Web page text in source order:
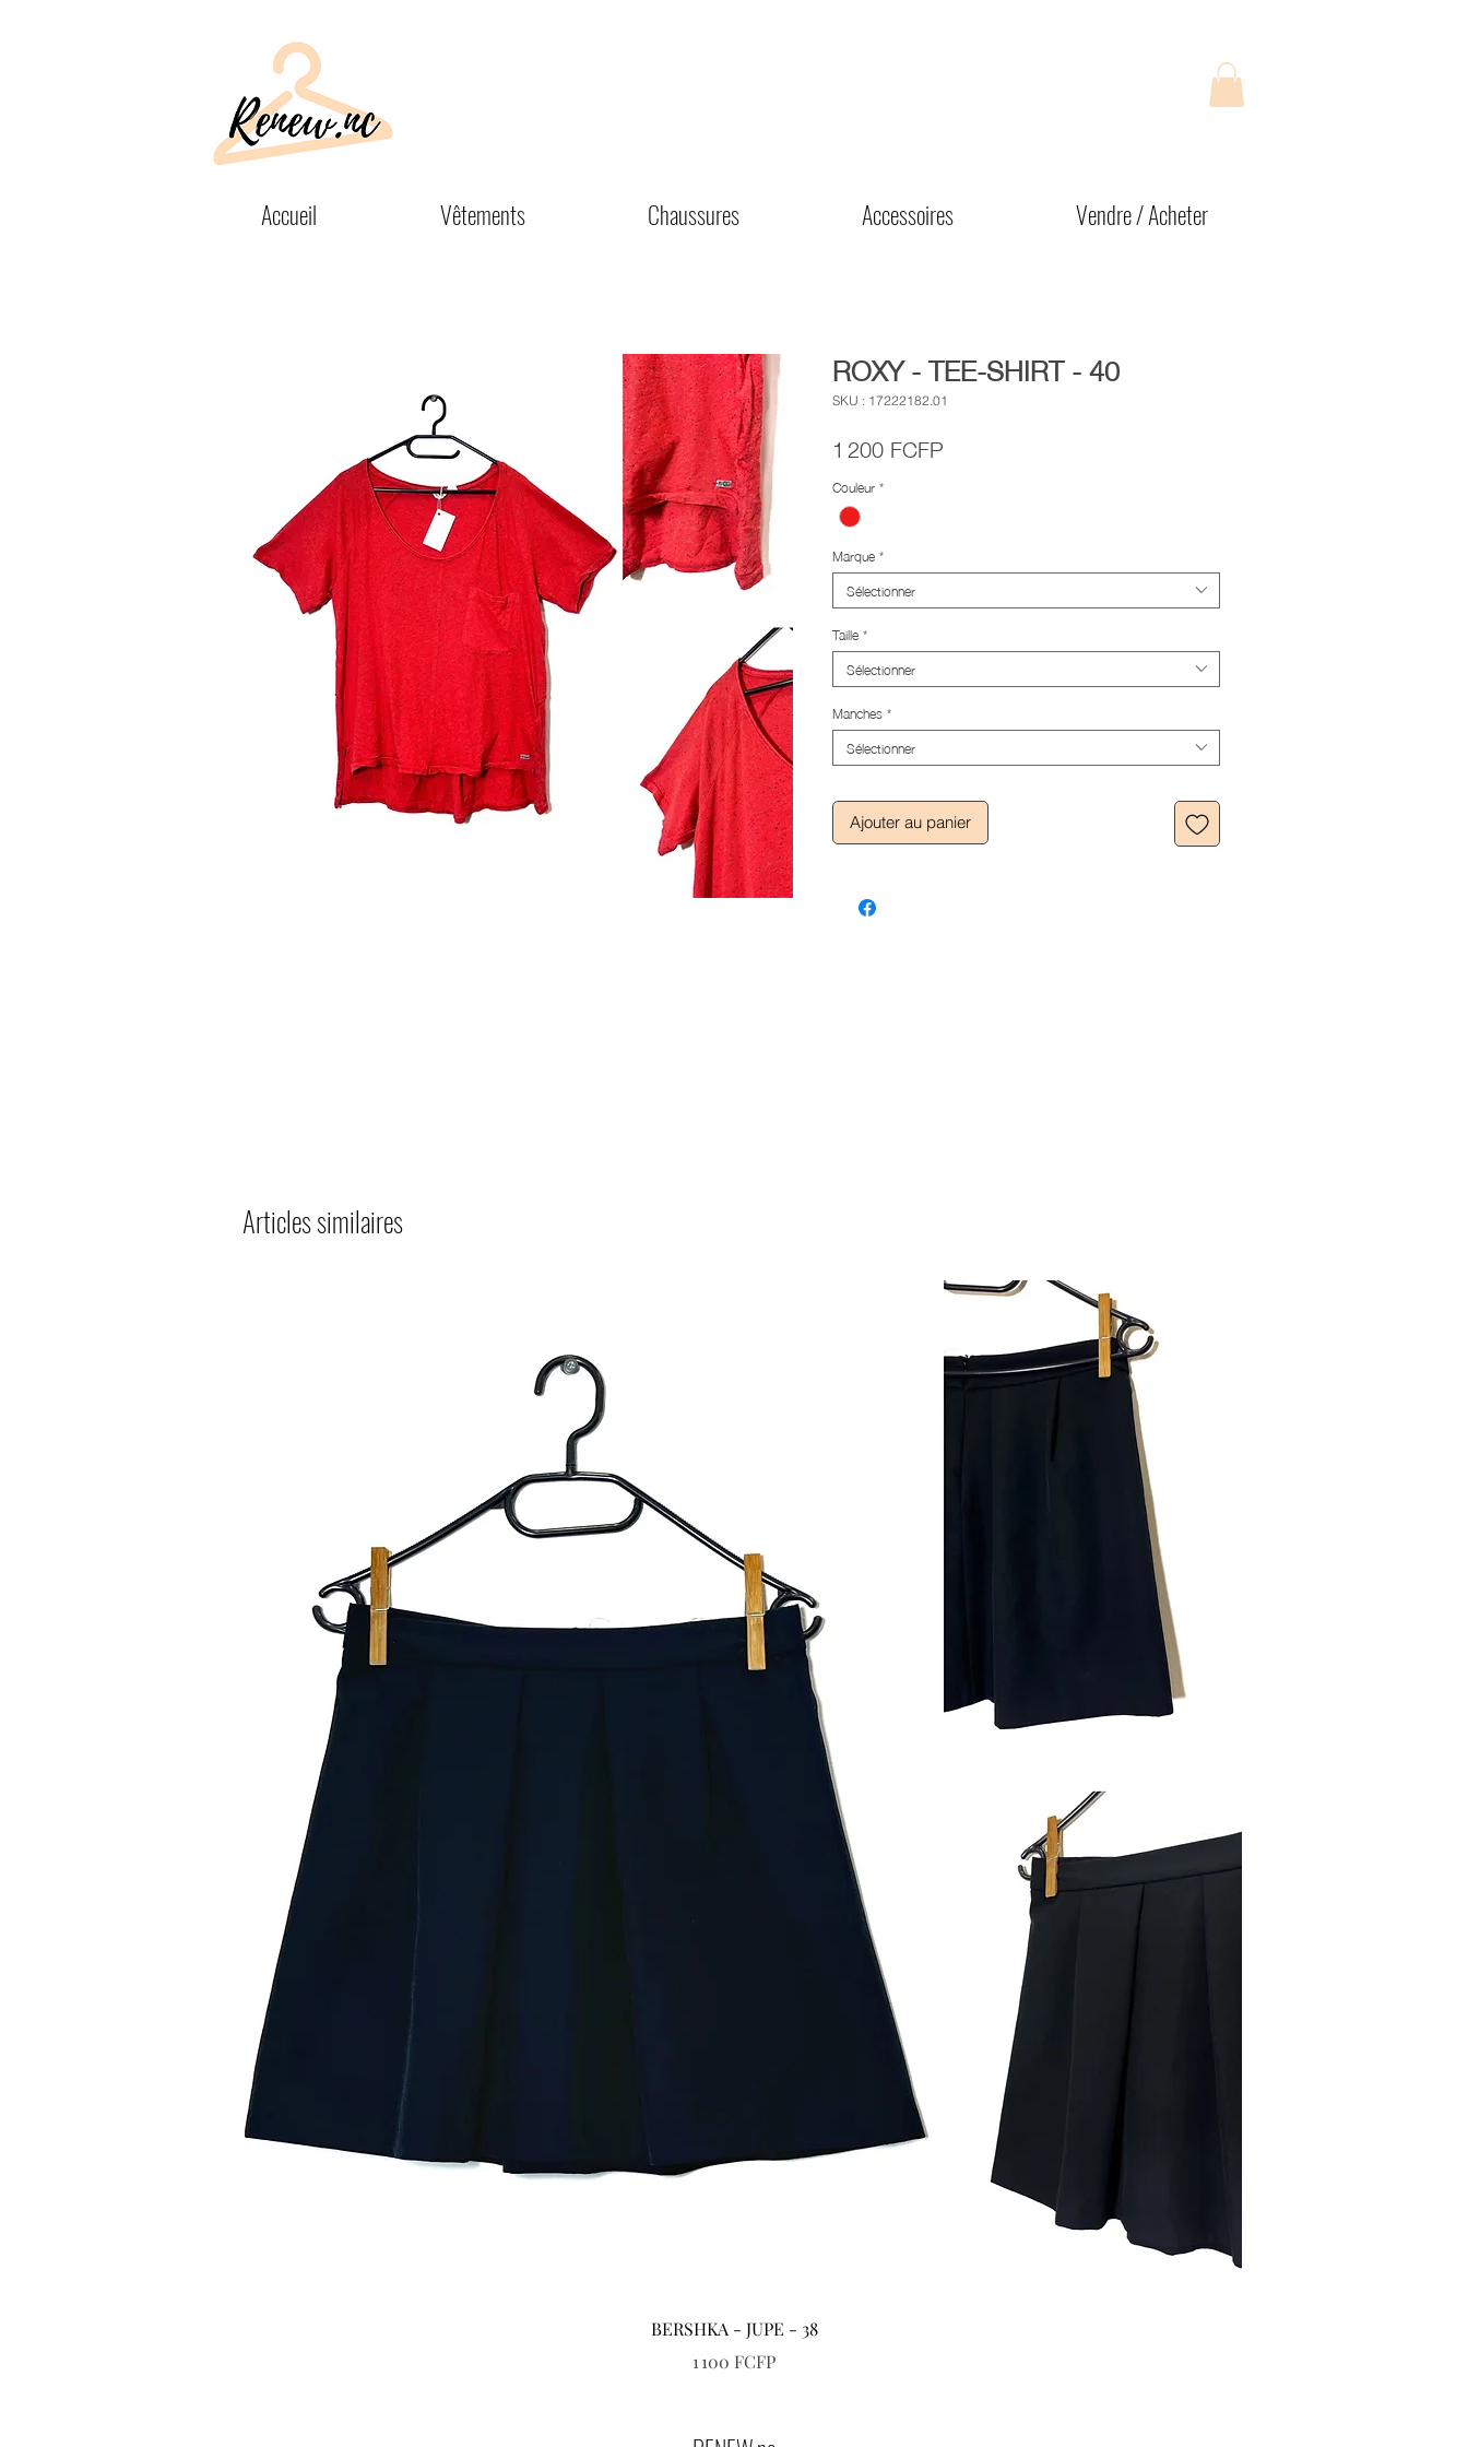
Accueil Vêtements Chaussures Accessoires Vendre / Acheter
ROXY - TEE-SHIRT - 40
SKU : 17222182.01
1 200 FCFP
Couleur*
Marque*
Sélectionner
Taille*
Sélectionner
Manches*
Sélectionner
Ajouter au panier
Articles similaires
Aperçu rapide
BERSHKA - JUPE - 38
Prix
1 100 FCFP